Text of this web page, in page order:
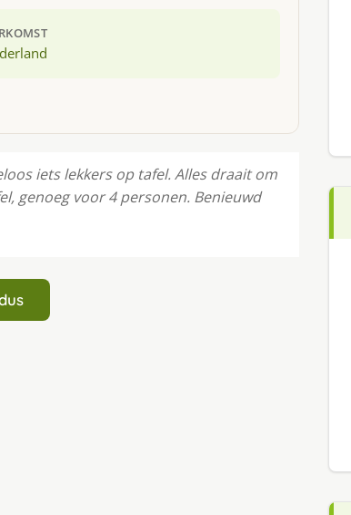
iets lekkers op tafel. Alles draait om
genoeg voor 4 personen. Benieuwd